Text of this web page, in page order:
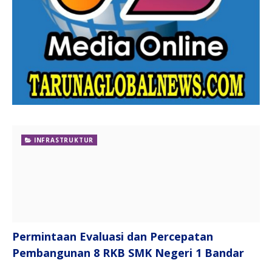
INFRASTRUKTUR
Permintaan Evaluasi dan Percepatan
Pembangunan 8 RKB SMK Negeri 1 Bandar